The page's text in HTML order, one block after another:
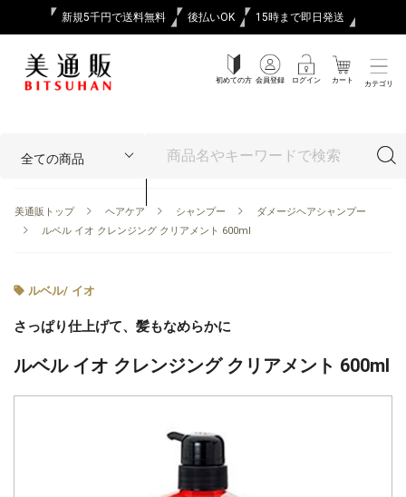
新規5千円で送料無料 後払いOK 15時まで即日発送
初めての方 会員登録 ログイン カート カテゴリ
美通販トップ ヘアケア シャンプー
ダメージヘアシャンプー
ルベル イオ クレンジング クリアメント 600ml
ルベル/ イオ
さっぱり仕上げて、髪もなめらかに
ルベル イオ クレンジング クリアメント 600ml